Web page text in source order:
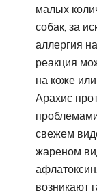
малых
собак, за
аллергия
реакция
на коже
Арахис
свежем
жареном
возникают